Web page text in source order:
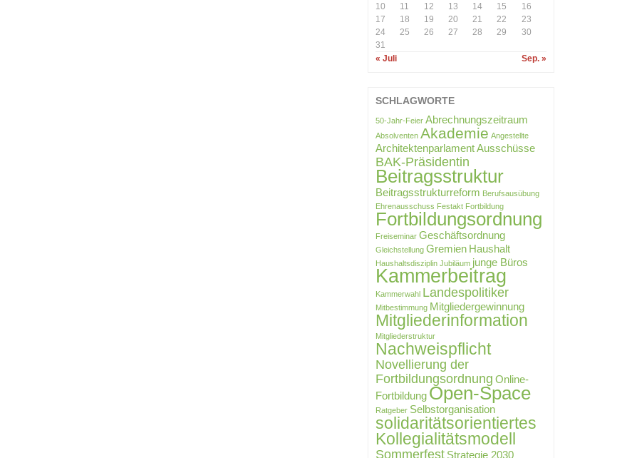
10
11 12 13 14 15
16
17
18 19 20 21 22
23
24
25 26 27 28 29
30
31
« Juli
Sep. »
SCHLAGWORTE
50-Jahr-Feier Abrechnungszeitraum
Absolventen Akademie Angestellte
Architektenparlament Ausschüsse
BAK-Präsidentin
Beitragsstruktur
Beitragsstrukturreform Berufsausübung
Ehrenausschuss Festakt Fortbildung
Fortbildungsordnung
Freiseminar Geschäftsordnung
Gleichstellung Gremien Haushalt
Haushaltsdisziplin Jubiläum junge Büros
Kammerbeitrag
Kammerwahl Landespolitiker
Mitbestimmung Mitgliedergewinnung
Mitgliederinformation
Mitgliederstruktur
Nachweispflicht
Novellierung der
Fortbildungsordnung Online-
Fortbildung Open-Space
Ratgeber Selbstorganisation
solidaritätsorientiertes
Kollegialitätsmodell
Sommerfest Strategie 2030